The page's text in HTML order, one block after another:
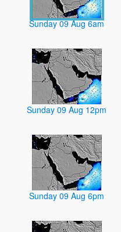
Sunday 09 Aug 6am
Sunday 09 Aug 12pm
Sunday 09 Aug 6pm